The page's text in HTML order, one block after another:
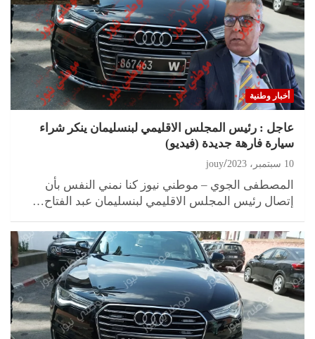
أخبار وطنية
عاجل : رئيس المجلس الاقليمي لبنسليمان ينكر شراء
سيارة فارهة جديدة (فيديو)
10 سبتمبر، 2023 jouy
المصطفى الجوي – موطني نيوز كنا نمني النفس بأن
إتصال رئيس المجلس الاقليمي لبنسليمان عبد الفتاح…